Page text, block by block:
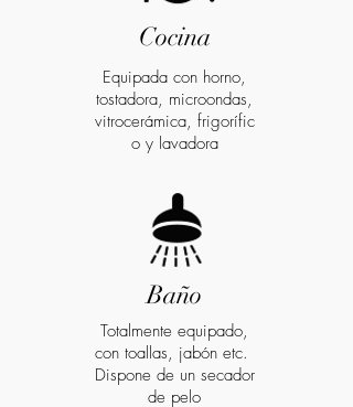
Cocina
Equipada con horno,
tostadora, microondas,
vitrocerámica, frigorífic
o y lavadora
Baño
Totalmente equipado,
con toallas, jabón etc.
Dispone de un secador
de pelo